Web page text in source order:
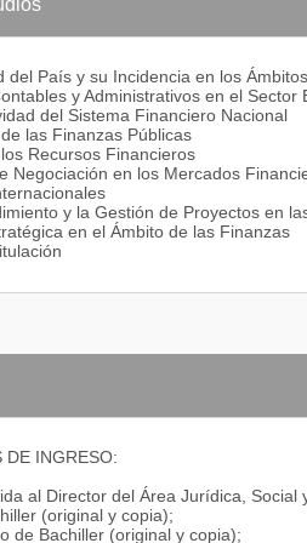
el país y el mundo;
región y país;
especializados a las instituciones
financiero.
emocional;
para trabajar en equipo;
organizar y dirigir grupos humanos;
del País y su Incidencia en los
y Administrativos en el Sector
del Sistema Financiero Nacional
las Finanzas Públicas
Recursos Financieros
Negociación en los Mercados
y la Gestión de Proyectos en
en el Ámbito de las Finanzas
DE INGRESO:
al Director del Área Jurídica, Social
(original y copia);
de Bachiller (original y copia);